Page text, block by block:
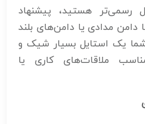
رسمی‌تر هستید، پیشنهاد
دامن مدادی یا دامن‌های بلند
یک استایل بسیار شیک و
ملاقات‌های کاری یا